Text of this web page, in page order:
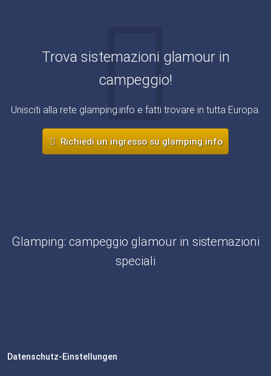
Trova sistemazioni glamour in
campeggio!
Unisciti alla rete glamping.info e fatti trovare in tutta Europa.
Richiedi un ingresso su glamping.info
Glamping: campeggio glamour in sistemazioni
speciali
Datenschutz-Einstellungen